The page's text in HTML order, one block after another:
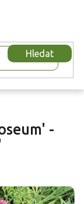
Hledat
-